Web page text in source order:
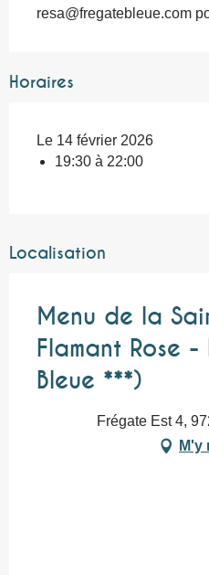
resa@fregatebleue.com
Horaires
Le 14 février 2026
19:30 à 22:00
Localisation
Menu de la
Flamant Rose
Bleue ***)
Frégate Est 4,
M'y